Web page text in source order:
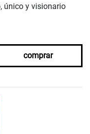
único y visionario
comprar